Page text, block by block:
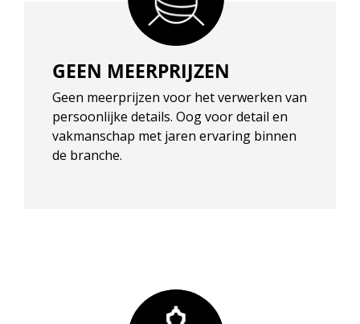
GEEN MEERPRIJZEN
Geen meerprijzen voor het verwerken van
persoonlijke details. Oog voor detail en
vakmanschap met jaren ervaring binnen
de branche.